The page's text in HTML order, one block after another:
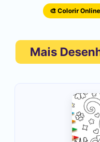
🎨 Colorir Online
Mais